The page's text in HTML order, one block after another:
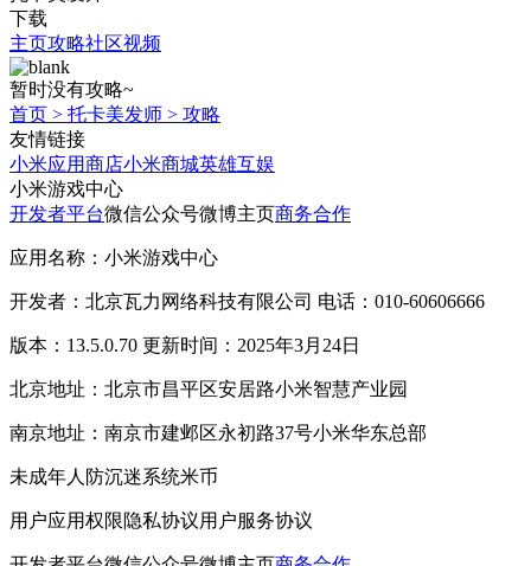
下载
主页攻略社区视频
暂时没有攻略~
首页 > 托卡美发师 > 攻略
友情链接
小米应用商店小米商城英雄互娱
小米游戏中心
开发者平台微信公众号微博主页商务合作
应用名称：小米游戏中心
开发者：北京瓦力网络科技有限公司 电话：010-60606666
版本：13.5.0.70 更新时间：2025年3月24日
北京地址：北京市昌平区安居路小米智慧产业园
南京地址：南京市建邺区永初路37号小米华东总部
未成年人防沉迷系统米币
用户应用权限隐私协议用户服务协议